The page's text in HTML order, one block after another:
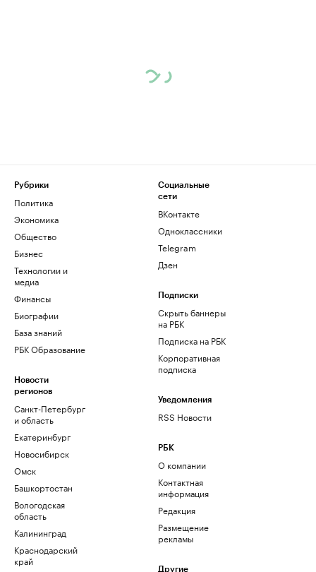
Рубрики
Политика
Экономика
Общество
Бизнес
Технологии и
медиа
Финансы
Биографии
База знаний
РБК Образование
Новости
регионов
Санкт-Петербург
и область
Екатеринбург
Новосибирск
Омск
Башкортостан
Вологодская
область
Калининград
Краснодарский
край
Социальные
сети
ВКонтакте
Одноклассники
Telegram
Дзен
Подписки
Скрыть баннеры
на РБК
Подписка на РБК
Корпоративная
подписка
Уведомления
RSS Новости
РБК
О компании
Контактная
информация
Редакция
Размещение
рекламы
Другие